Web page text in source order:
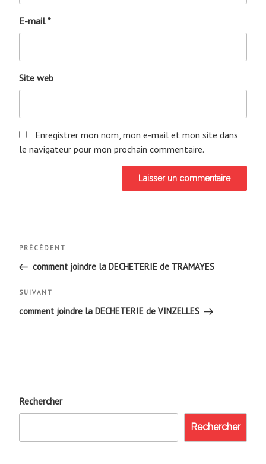
E-mail*
Site web
Enregistrer mon nom, mon e-mail et mon site dans
le navigateur pour mon prochain commentaire.
Navigation
de
l’article
Article
précédent
PRÉCÉDENT
comment joindre la DECHETERIE de TRAMAYES
Article
suivant
SUIVANT
comment joindre la DECHETERIE de VINZELLES
Rechercher
Rechercher